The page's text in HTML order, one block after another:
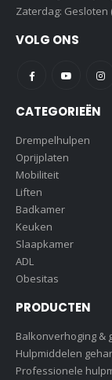
Zaterdag:
VOLG ONS
CATEGORIEËN
Drempelhulpen
Oprijplaten
Mobiliteit
Liften
Badkamer
Keuken
Slaapkamer
ADL
Obesitas
PRODUCTEN
Balkonverhoging &
Hulpmiddelen
Professionele